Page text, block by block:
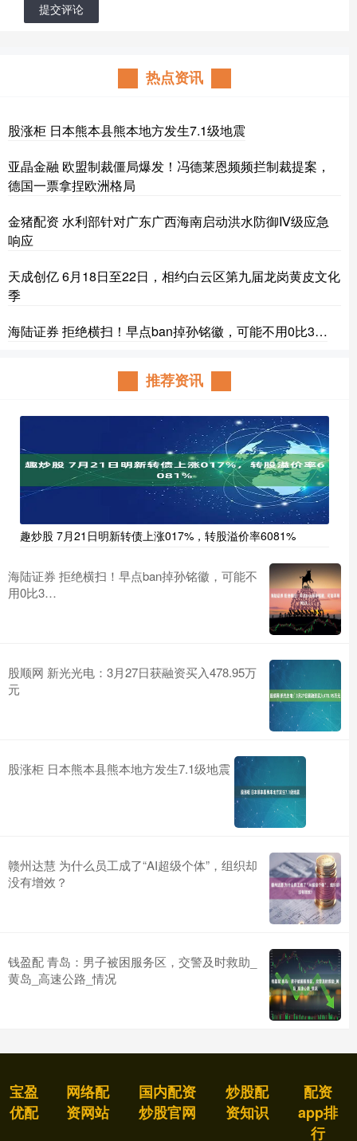
提交评论
热点资讯
股涨柜 日本熊本县熊本地方发生7.1级地震
亚晶金融 欧盟制裁僵局爆发！冯德莱恩频频拦制裁提案，
德国一票拿捏欧洲格局
金猪配资 水利部针对广东广西海南启动洪水防御Ⅳ级应急
响应
天成创亿 6月18日至22日，相约白云区第九届龙岗黄皮文化
季
海陆证券 拒绝横扫！早点ban掉孙铭徽，可能不用0比3…
推荐资讯
趣炒股 7月21日明新转债上涨017%，转股溢价率6081%
海陆证券 拒绝横扫！早点ban掉孙铭徽，可能不
用0比3…
股顺网 新光光电：3月27日获融资买入478.95万
元
股涨柜 日本熊本县熊本地方发生7.1级地震
赣州达慧 为什么员工成了“AI超级个体”，组织却
没有增效？
钱盈配 青岛：男子被困服务区，交警及时救助_
黄岛_高速公路_情况
宝盈
优配
网络配
资网站
国内配资
炒股官网
炒股配
资知识
配资
app排
行